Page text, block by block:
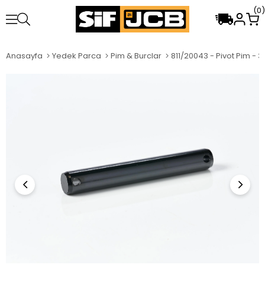
0
Anasayfa Yedek Parca Pim & Burclar 811/20043 - Pivot Pim -